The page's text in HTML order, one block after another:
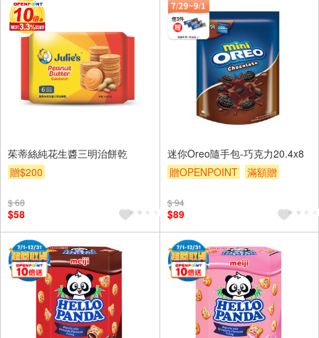
茱蒂絲純花生醬三明治餅乾
贈$200
$ 68
$58
迷你Oreo隨手包-巧克力20.4x8
贈OPENPOINT
滿額贈
$ 94
$89